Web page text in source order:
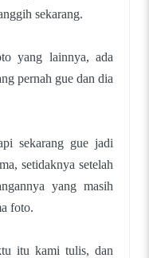
sekarang.
yang lainnya, ada
pernah gue dan dia
sekarang gue jadi
setidaknya setelah
yang masih
foto.
itu kami tulis, dan